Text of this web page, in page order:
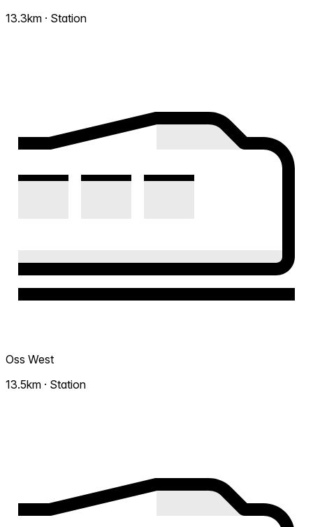
13.3km · Station
Oss West
13.5km · Station